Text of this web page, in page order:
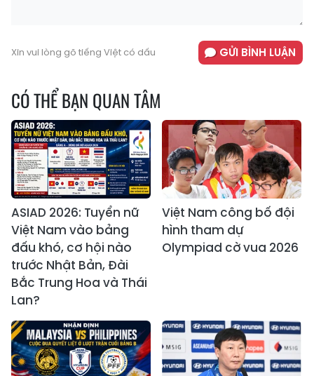
Xin vui lòng gõ tiếng Việt có dấu GỬI BÌNH LUẬN
CÓ THỂ BẠN QUAN TÂM
ASIAD 2026: Tuyển nữ
Việt Nam vào bảng
đấu khó, cơ hội nào
trước Nhật Bản, Đài
Bắc Trung Hoa và Thái
Lan?
Việt Nam công bố đội
hình tham dự
Olympiad cờ vua 2026